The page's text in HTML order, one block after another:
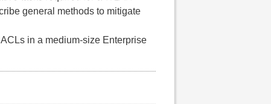
general methods to mitigate
in a medium-size Enterprise